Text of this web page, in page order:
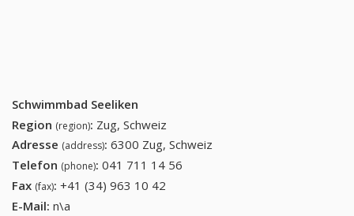
Schwimmbad Seeliken
Region (region): Zug, Schweiz
Adresse (address): 6300 Zug, Schweiz
Telefon (phone): 041 711 14 56
Fax (fax): +41 (34) 963 10 42
E-Mail: n\a